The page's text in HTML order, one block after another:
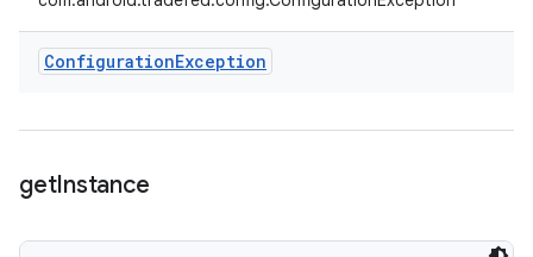
ConfigurationException
getInstance